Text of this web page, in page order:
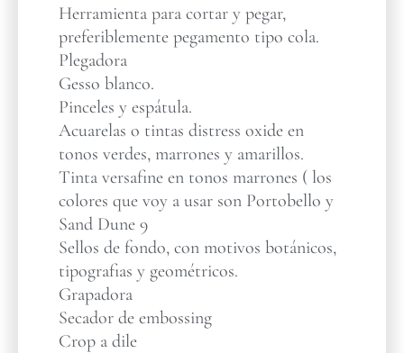
Herramienta para cortar y pegar,
preferiblemente pegamento tipo cola.
Plegadora
Gesso blanco.
Pinceles y espátula.
Acuarelas o tintas distress oxide en
tonos verdes, marrones y amarillos.
Tinta versafine en tonos marrones ( los
colores que voy a usar son Portobello y
Sand Dune 9
Sellos de fondo, con motivos botánicos,
tipografias y geométricos.
Grapadora
Secador de embossing
Crop a dile